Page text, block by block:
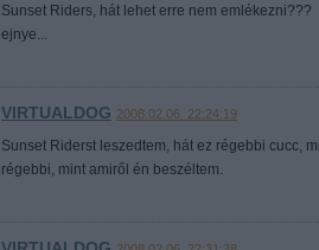
Sunset Riders, hát lehet erre nem emlékezni???
ejnye...
VIRTUALDOG 2008.02.06. 22:24:19
Sunset Riderst leszedtem, hát ez régebbi cucc,
régebbi, mint amiről én beszéltem.